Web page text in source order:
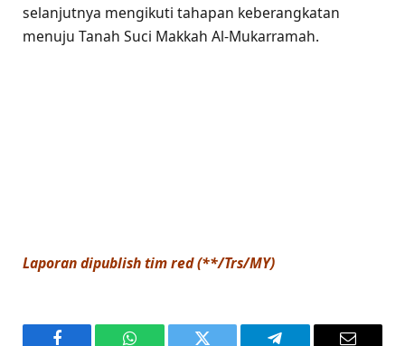
selanjutnya mengikuti tahapan keberangkatan
menuju Tanah Suci Makkah Al-Mukarramah.
Laporan dipublish tim red (**/Trs/MY)